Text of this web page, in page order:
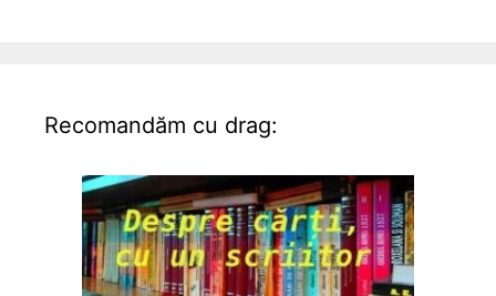
Recomandăm cu drag: